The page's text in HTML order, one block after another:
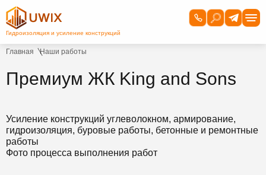
Главная Наши работы
Премиум ЖК King and Sons
Усиление конструкций углеволокном, армирование,
гидроизоляция, буровые работы, бетонные и ремонтные
работы
Фото процесса выполнения работ